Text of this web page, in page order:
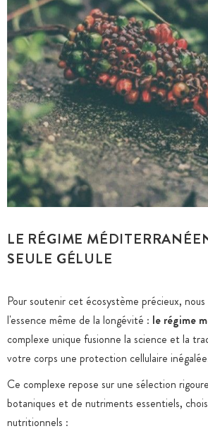
LE RÉGIME
SEULE GÉLULE
Pour soutenir cet écosystème précieux,
l'essence même de la longévité : le régime
complexe unique fusionne la science et la
votre corps une protection cellulaire
Ce complexe repose sur une sélection
botaniques et de nutriments essentiels,
nutritionnels :